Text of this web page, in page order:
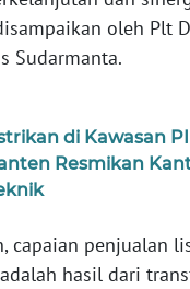
oleh Plt
Sudarmanta.
di Kawasan
Resmikan
capaian penjualan
hasil dari